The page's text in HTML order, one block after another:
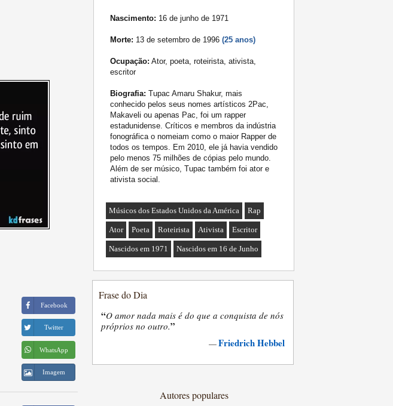
Facebook
Twitter
WhatsApp
Imagem
Nascimento: 16 de junho de 1971
Morte: 13 de setembro de 1996 (25 anos)
Ocupação: Ator, poeta, roteirista, ativista,
escritor
Biografia: Tupac Amaru Shakur, mais
conhecido pelos seus nomes artísticos 2Pac,
Makaveli ou apenas Pac, foi um rapper
estadunidense. Críticos e membros da indústria
fonográfica o nomeiam como o maior Rapper de
todos os tempos. Em 2010, ele já havia vendido
pelo menos 75 milhões de cópias pelo mundo.
Além de ser músico, Tupac também foi ator e
ativista social.
Músicos dos Estados Unidos da América Rap
Ator Poeta Roteirista Ativista Escritor
Nascidos em 1971 Nascidos em 16 de Junho
Frase do Dia
“O amor nada mais é do que a conquista de nós
próprios no outro.”
—Friedrich Hebbel
Autores populares